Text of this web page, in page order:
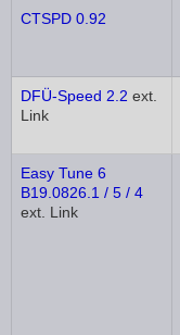
CTSPD 0.92
DFÜ-Speed 2.2 ext.
Link
Easy Tune 6
B19.0826.1 / 5 / 4
ext. Link